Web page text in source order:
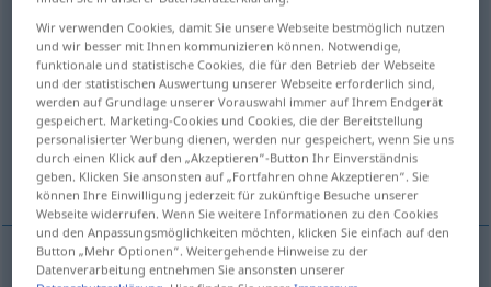
Übersicht aller Übersetzungen
(Für mehr Details die Übersetzung anklicken/antippen)
desenrollar, deshacer
realizar, llevar a cabo liquidar
Wir verwenden Cookies, damit Sie unsere Webseite bestmöglich nutzen
und wir besser mit Ihnen kommunizieren können. Notwendige,
funktionale und statistische Cookies, die für den Betrieb der Webseite
und der statistischen Auswertung unserer Webseite erforderlich sind,
werden auf Grundlage unserer Vorauswahl immer auf Ihrem Endgerät
gespeichert. Marketing-Cookies und Cookies, die der Bereitstellung
personalisierter Werbung dienen, werden nur gespeichert, wenn Sie uns
durch einen Klick auf den „Akzeptieren“-Button Ihr Einverständnis
geben. Klicken Sie ansonsten auf „Fortfahren ohne Akzeptieren“. Sie
können Ihre Einwilligung jederzeit für zukünftige Besuche unserer
Webseite widerrufen. Wenn Sie weitere Informationen zu den Cookies
und den Anpassungsmöglichkeiten möchten, klicken Sie einfach auf den
Button „Mehr Optionen“. Weitergehende Hinweise zu der
Datenverarbeitung entnehmen Sie ansonsten unserer